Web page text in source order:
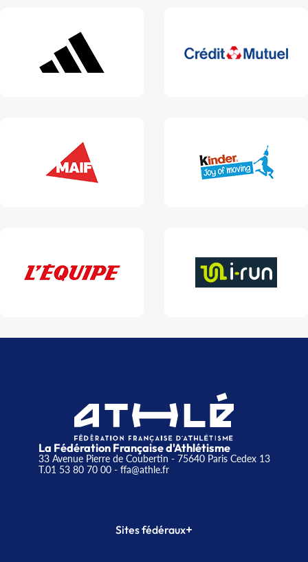
La Fédération Française d'Athlétisme
33 Avenue Pierre de Coubertin - 75640 Paris Cedex 13
T.01 53 80 70 00- ffa@athle.fr
Sites fédéraux+